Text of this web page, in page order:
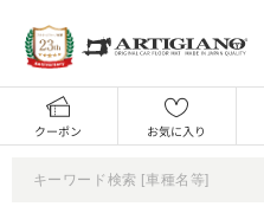
クーポン お気に入り